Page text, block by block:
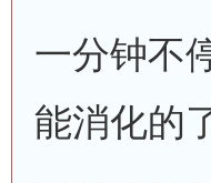
一分钟不
能消化的